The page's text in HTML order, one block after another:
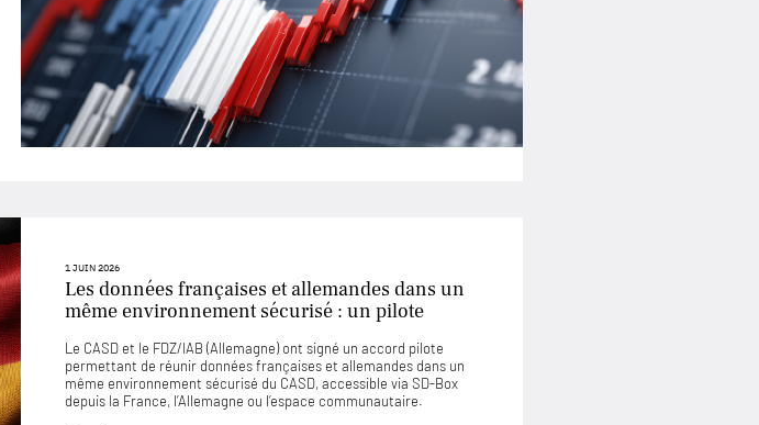
1 JUIN 2026
Les données françaises et allemandes dans un
même environnement sécurisé : un pilote
Le CASD et le FDZ/IAB (Allemagne) ont signé un accord pilote
permettant de réunir données françaises et allemandes dans un
même environnement sécurisé du CASD, accessible via SD-Box
depuis la France, l’Allemagne ou l’espace communautaire.